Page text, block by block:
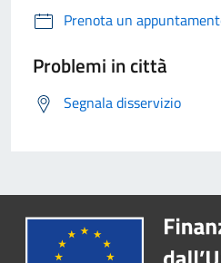
Prenota un
Problemi in città
Segnala disservizio